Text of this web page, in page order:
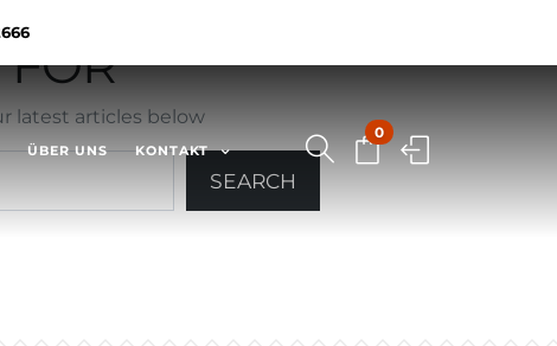
ÜBER UNS KONTAKT
0
FOR ""
latest articles below